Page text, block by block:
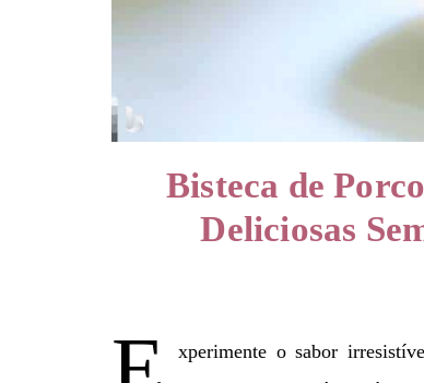
Bisteca de
Deliciosas
xperimente o sabor